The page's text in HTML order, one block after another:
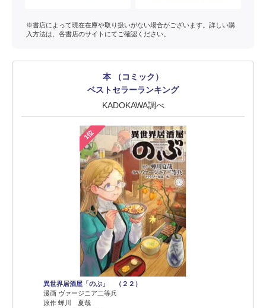
※書店によって現在在庫や取り扱いがない場合がございます。詳しい購
入方法は、各書店のサイトにてご確認ください。
本 （コミック）
ベストセラーランキング
KADOKAWA調べ
1位
異世界居酒屋「のぶ」 （２２）
漫画 ヴァージニア二等兵
原作 蝉川 夏哉